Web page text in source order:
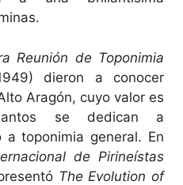
Reunión de Toponimia
dieron a conocer
Aragón, cuyo valor es
se dedican a
a toponimia general. En
de Pirineístas
The Evolution of